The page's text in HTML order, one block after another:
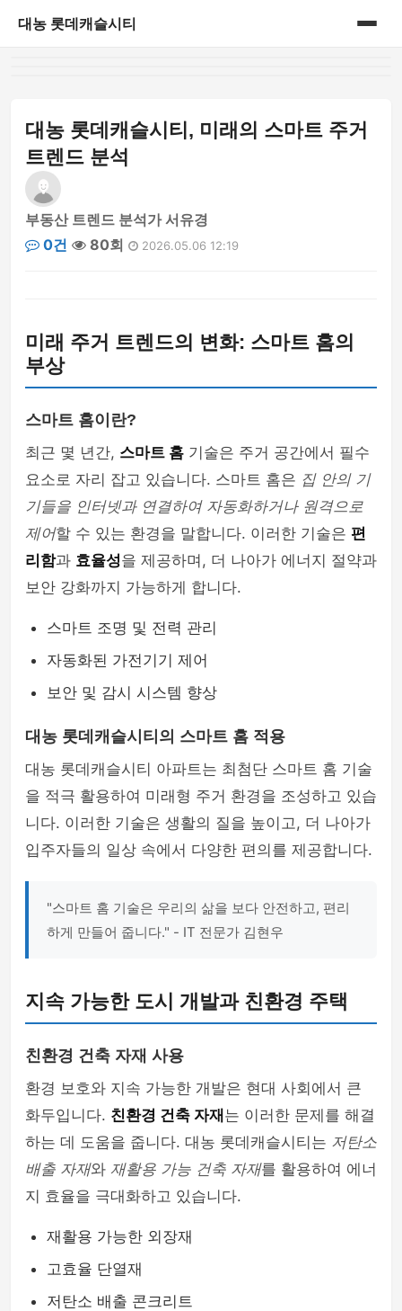
대농 롯데캐슬시티
대농 롯데캐슬시티, 미래의 스마트 주거
트렌드 분석
부동산 트렌드 분석가 서유경
0건
80회 2026.05.06 12:19
미래 주거 트렌드의 변화: 스마트 홈의
부상
스마트 홈이란?
최근 몇 년간, 스마트 홈 기술은 주거 공간에서 필수
요소로 자리 잡고 있습니다. 스마트 홈은 집 안의 기
기들을 인터넷과 연결하여 자동화하거나 원격으로
제어할 수 있는 환경을 말합니다. 이러한 기술은 편
리함과 효율성을 제공하며, 더 나아가 에너지 절약과
보안 강화까지 가능하게 합니다.
스마트 조명 및 전력 관리
자동화된 가전기기 제어
보안 및 감시 시스템 향상
대농 롯데캐슬시티의 스마트 홈 적용
대농 롯데캐슬시티 아파트는 최첨단 스마트 홈 기술
을 적극 활용하여 미래형 주거 환경을 조성하고 있습
니다. 이러한 기술은 생활의 질을 높이고, 더 나아가
입주자들의 일상 속에서 다양한 편의를 제공합니다.
"스마트 홈 기술은 우리의 삶을 보다 안전하고, 편리
하게 만들어 줍니다." - IT 전문가 김현우
지속 가능한 도시 개발과 친환경 주택
친환경 건축 자재 사용
환경 보호와 지속 가능한 개발은 현대 사회에서 큰
화두입니다. 친환경 건축 자재 는 이러한 문제를 해결
하는 데 도움을 줍니다. 대농 롯데캐슬시티는 저탄소
배출 자재와 재활용 가능 건축 자재를 활용하여 에너
지 효율을 극대화하고 있습니다.
재활용 가능한 외장재
고효율 단열재
저탄소 배출 콘크리트